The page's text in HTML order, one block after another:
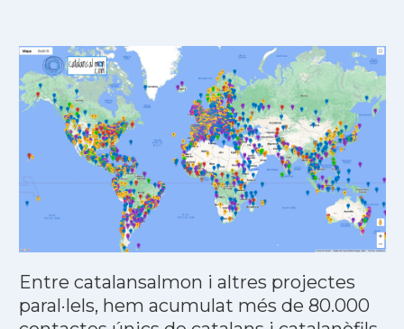
Entre catalansalmon i altres projectes
paral·lels, hem acumulat més de 80.000